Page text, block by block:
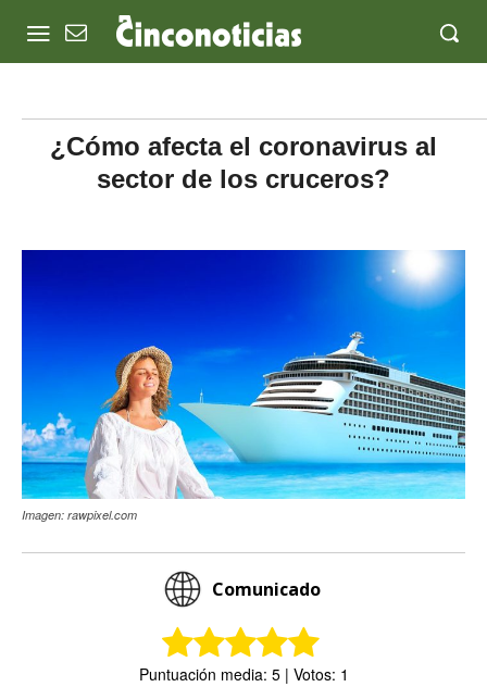
¿Cómo afecta el coronavirus al
sector de los cruceros?
Imagen: rawpixel.com
Comunicado
Puntuación media: 5 | Votos: 1